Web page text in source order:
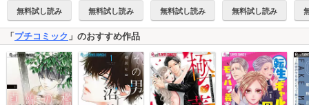
無料試し読み 無料試し読み 無料試し読み 無料試し読み
「 プチコミック 」のおすすめ作品